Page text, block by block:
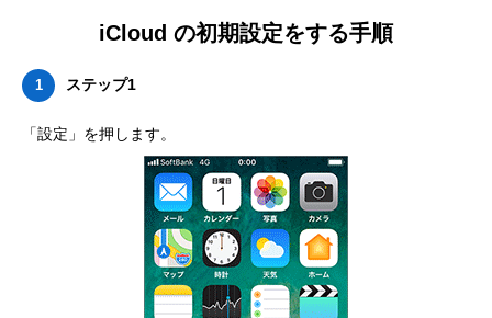
iCloud の初期設定をする手順
1 ステップ1
「設定」を押します。